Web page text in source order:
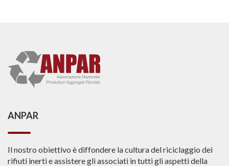
ANPAR
Il nostro obiettivo è diffondere la cultura del riciclaggio dei
rifiuti inerti e assistere gli associati in tutti gli aspetti della